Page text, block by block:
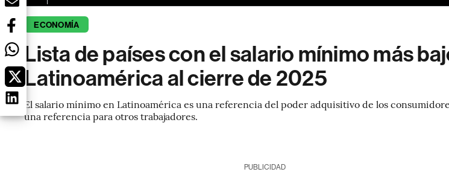
ECONOMÍA
Lista de países con el salario mínimo más
Latinoamérica al cierre de 2025
El salario mínimo en Latinoamérica es una referencia del poder adquisitivo de los
una referencia para otros trabajadores.
PUBLICIDAD